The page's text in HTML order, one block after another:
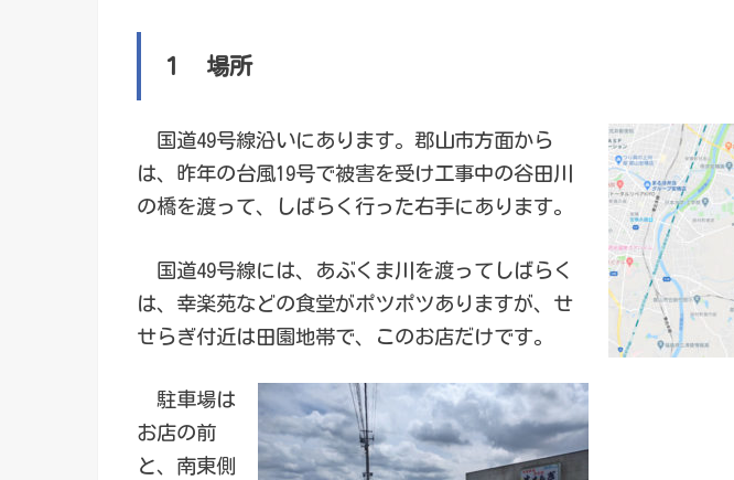
１ 場所
国道49号線沿いにあります。郡山市方面から
は、昨年の台風19号で被害を受け工事中の谷田川
の橋を渡って、しばらく行った右手にあります。
国道49号線には、あぶくま川を渡ってしばらく
は、幸楽苑などの食堂がポツポツありますが、せ
せらぎ付近は田園地帯で、このお店だけです。
駐車場は
お店の前
と、南東側